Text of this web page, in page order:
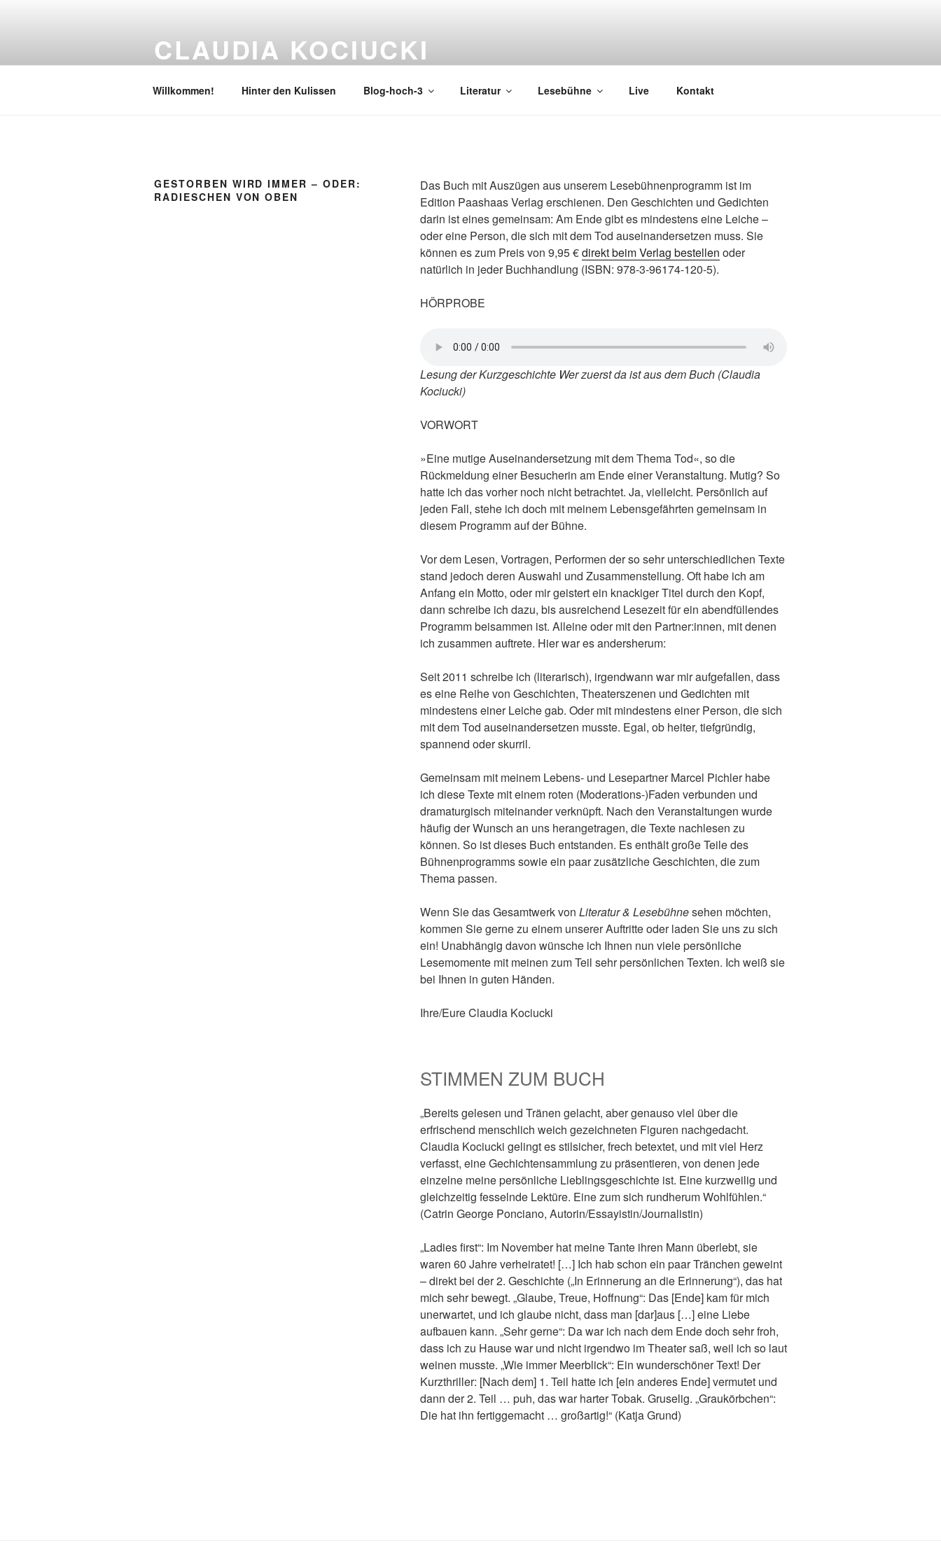
CLAUDIA KOCIUCKI
Willkommen! Hinter den Kulissen Blog-hoch-3 Literatur Lesebühne Live Kontakt
GESTORBEN WIRD IMMER – ODER:
RADIESCHEN VON OBEN
Das Buch mit Auszügen aus unserem Lesebühnenprogramm ist im
Edition Paashaas Verlag erschienen. Den Geschichten und Gedichten
darin ist eines gemeinsam: Am Ende gibt es mindestens eine Leiche –
oder eine Person, die sich mit dem Tod auseinandersetzen muss. Sie
können es zum Preis von 9,95 €direkt beim Verlag bestellen oder
natürlich in jeder Buchhandlung (ISBN: 978-3-96174-120-5).
HÖRPROBE
Lesung der Kurzgeschichte Wer zuerst da istaus dem Buch (Claudia
Kociucki)
VORWORT
»Eine mutige Auseinandersetzung mit dem Thema Tod«, so die
Rückmeldung einer Besucherin am Ende einer Veranstaltung. Mutig? So
hatte ich das vorher noch nicht betrachtet. Ja, vielleicht. Persönlich auf
jeden Fall, stehe ich doch mit meinem Lebensgefährten gemeinsam in
diesem Programm auf der Bühne.
Vor dem Lesen, Vortragen, Performen der so sehr unterschiedlichen Texte
stand jedoch deren Auswahl und Zusammenstellung. Oft habe ich am
Anfang ein Motto, oder mir geistert ein knackiger Titel durch den Kopf,
dann schreibe ich dazu, bis ausreichend Lesezeit für ein abendfüllendes
Programm beisammen ist. Alleine oder mit den Partner:innen, mit denen
ich zusammen auftrete. Hier war es andersherum:
Seit 2011 schreibe ich (literarisch), irgendwann war mir aufgefallen, dass
es eine Reihe von Geschichten, Theaterszenen und Gedichten mit
mindestens einer Leiche gab. Oder mit mindestens einer Person, die sich
mit dem Tod auseinandersetzen musste. Egal, ob heiter, tiefgründig,
spannend oder skurril.
Gemeinsam mit meinem Lebens- und Lesepartner Marcel Pichler habe
ich diese Texte mit einem roten (Moderations-)Faden verbunden und
dramaturgisch miteinander verknüpft. Nach den Veranstaltungen wurde
häufig der Wunsch an uns herangetragen, die Texte nachlesen zu
können. So ist dieses Buch entstanden. Es enthält große Teile des
Bühnenprogramms sowie ein paar zusätzliche Geschichten, die zum
Thema passen.
Wenn Sie das Gesamtwerk von Literatur & Lesebühnesehen möchten,
kommen Sie gerne zu einem unserer Auftritte oder laden Sie uns zu sich
ein! Unabhängig davon wünsche ich Ihnen nun viele persönliche
Lesemomente mit meinen zum Teil sehr persönlichen Texten. Ich weiß sie
bei Ihnen in guten Händen.
Ihre/Eure Claudia Kociucki
STIMMEN ZUM BUCH
„Bereits gelesen und Tränen gelacht, aber genauso viel über die
erfrischend menschlich weich gezeichneten Figuren nachgedacht.
Claudia Kociucki gelingt es stilsicher, frech betextet, und mit viel Herz
verfasst, eine Gechichtensammlung zu präsentieren, von denen jede
einzelne meine persönliche Lieblingsgeschichte ist. Eine kurzweilig und
gleichzeitig fesselnde Lektüre. Eine zum sich rundherum Wohlfühlen.“
(Catrin George Ponciano, Autorin/Essayistin/Journalistin)
„Ladies first“: Im November hat meine Tante ihren Mann überlebt, sie
waren 60 Jahre verheiratet! […] Ich hab schon ein paar Tränchen geweint
– direkt bei der 2. Geschichte („In Erinnerung an die Erinnerung“), das hat
mich sehr bewegt. „Glaube, Treue, Hoffnung“: Das [Ende] kam für mich
unerwartet, und ich glaube nicht, dass man [dar]aus […] eine Liebe
aufbauen kann. „Sehr gerne“: Da war ich nach dem Ende doch sehr froh,
dass ich zu Hause war und nicht irgendwo im Theater saß, weil ich so laut
weinen musste. „Wie immer Meerblick“: Ein wunderschöner Text! Der
Kurzthriller: [Nach dem] 1. Teil hatte ich [ein anderes Ende] vermutet und
dann der 2. Teil … puh, das war harter Tobak. Gruselig. „Graukörbchen“:
Die hat ihn fertiggemacht … großartig!“ (Katja Grund)